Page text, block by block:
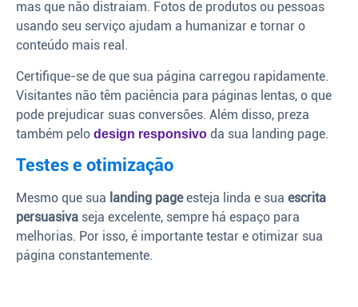
mas que não distraiam. Fotos de produtos ou pessoas
usando seu serviço ajudam a humanizar e tornar o
conteúdo mais real.
Certifique-se de que sua página carregou rapidamente.
Visitantes não têm paciência para páginas lentas, o que
pode prejudicar suas conversões. Além disso, preza
também pelo design responsivo da sua landing page.
Testes e otimização
Mesmo que sua landing pageesteja linda e sua escrita
persuasiva seja excelente, sempre há espaço para
melhorias. Por isso, é importante testar e otimizar sua
página constantemente.